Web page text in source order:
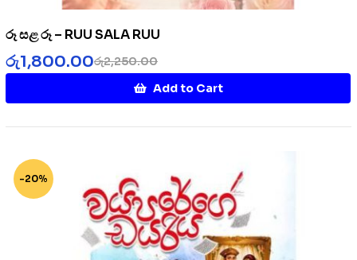
රූ සළ රූ – RUU SALA RUU
රු2,250.00
රු1,800.00
Add to Cart
-20%